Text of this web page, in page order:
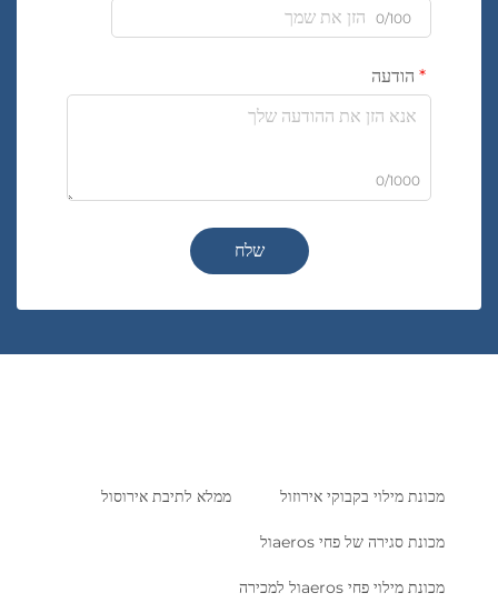
0/100
הודעה
0/1000
שלח
מכונת מילוי בקבוקי אירוזול ממלא לתיבת אירוסול
מכונת סגירה של פחי aerosול
מכונת מילוי פחי aerosול למכירה